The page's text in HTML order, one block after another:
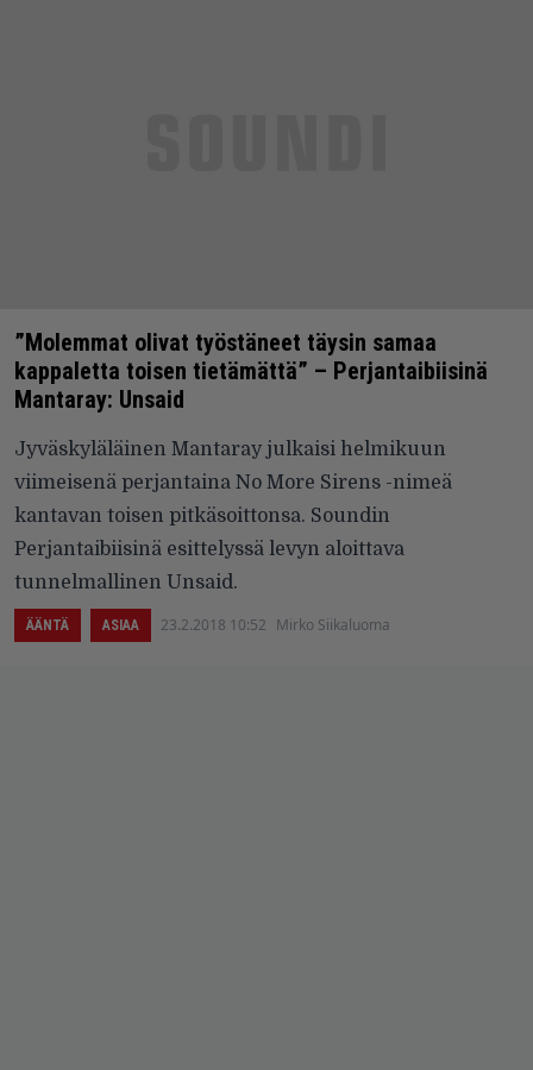
”Molemmat olivat työstäneet täysin samaa
kappaletta toisen tietämättä” – Perjantaibiisinä
Mantaray: Unsaid
Jyväskyläläinen Mantaray julkaisi helmikuun
viimeisenä perjantaina No More Sirens -nimeä
kantavan toisen pitkäsoittonsa. Soundin
Perjantaibiisinä esittelyssä levyn aloittava
tunnelmallinen Unsaid.
ÄÄNTÄ ASIAA 23.2.2018 10:52 Mirko Siikaluoma